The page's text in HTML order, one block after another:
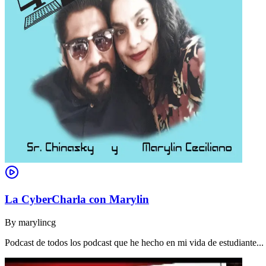
La CyberCharla con Marylin
By marylincg
Podcast de todos los podcast que he hecho en mi vida de